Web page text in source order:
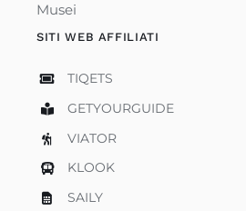
Musei
SITI WEB AFFILIATI
TIQETS
GETYOURGUIDE
VIATOR
KLOOK
SAILY